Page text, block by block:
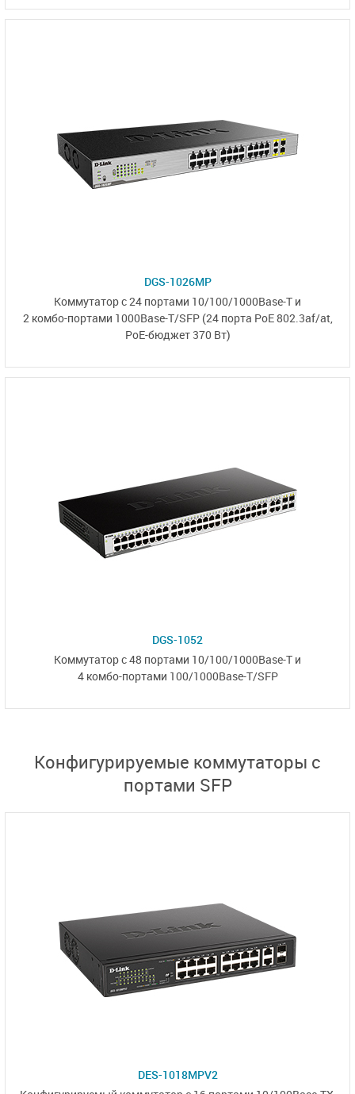
DGS-1026MP
Коммутатор с 24 портами 10/100/1000Base-T и
2 комбо-портами 1000Base-T/SFP (24 порта PoE 802.3af/at,
PoE-бюджет 370 Вт)
DGS-1052
Коммутаторс 48 портами 10/100/1000Base-T и
4 комбо-портами 100/1000Base-T/SFP
Конфигурируемые коммутаторы с
портами SFP
DES-1018MPV2